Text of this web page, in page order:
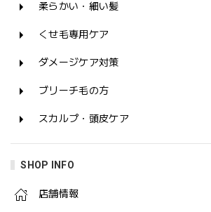
柔らかい・細い髪
くせ毛専用ケア
ダメージケア対策
ブリーチ毛の方
スカルプ・頭皮ケア
SHOP INFO
店舗情報